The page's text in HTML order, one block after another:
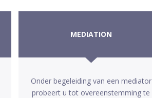
MEDIATION
Onder begeleiding van een mediator
probeert u tot overeenstemming te